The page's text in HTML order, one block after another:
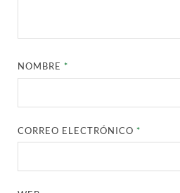
NOMBRE*
CORREO ELECTRÓNICO*